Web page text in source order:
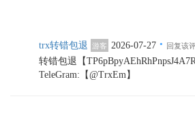
trx转错包退 游客 2026-07-27 · 回复该
转错包退【
TeleGram:【@TrxEm】